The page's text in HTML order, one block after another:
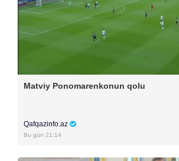
Matviy Ponomarenkonun qolu
Qafqazinfo.az
Bu gün 21:14